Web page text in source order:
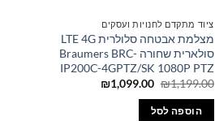
ציוד מתקדם לחנויות ועסקים
מצלמת אבטחה סלולרית LTE 4G
סולארית שחורה Braumers BRC-
IP200C-4GPTZ/SK 1080P PTZ
₪1,199.00
המחיר
היה:
₪1,199.00.
₪1,099.00
המחיר
הוספה לסל